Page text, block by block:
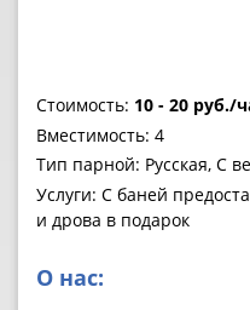
Стоимость: 10 - 20 руб./
Вместимость: 4
Тип парной: Русская, С
Услуги: С баней
и дрова в подарок
О нас: